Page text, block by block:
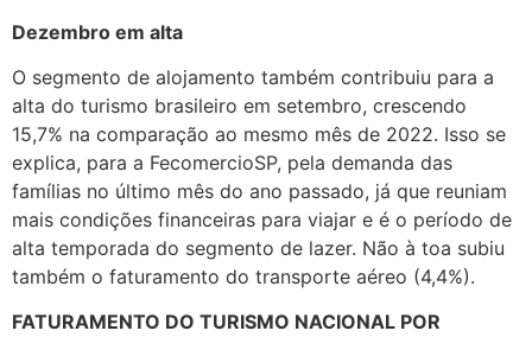
Dezembro em alta
O segmento de alojamento também contribuiu para a
alta do turismo brasileiro em setembro, crescendo
15,7% na comparação ao mesmo mês de 2022. Isso se
explica, para a FecomercioSP, pela demanda das
famílias no último mês do ano passado, já que reuniam
mais condições financeiras para viajar e é o período de
alta temporada do segmento de lazer. Não à toa subiu
também o faturamento do transporte aéreo (4,4%).
FATURAMENTO DO TURISMO NACIONAL POR